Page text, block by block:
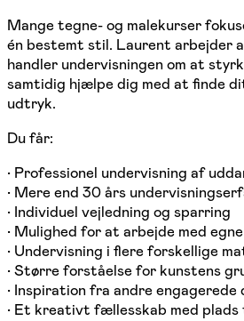
Mange tegne- og malekurser
én bestemt stil. Laurent arbejder
handler undervisningen om at
samtidig hjælpe dig med at finde
udtryk.
Du får:
• Professionel undervisning af
• Mere end 30 års
• Individuel vejledning og sparring
• Mulighed for at arbejde med
• Undervisning i flere forskellige
• Større forståelse for kunstens
• Inspiration fra andre
• Et kreativt fællesskab med